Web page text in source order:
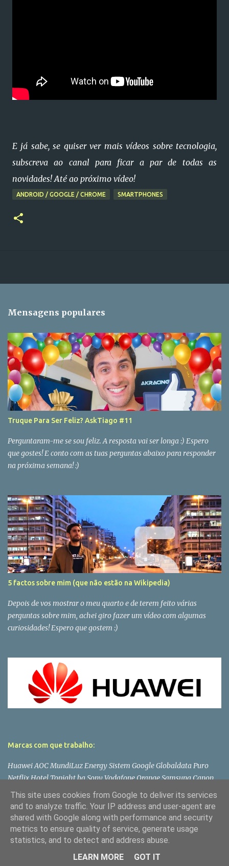
E já sabe, se quiser ver mais vídeos sobre tecnologia,
subscreva ao canal para ficar a par de todas as
novidades! Até ao próximo vídeo!
ANDROID / GOOGLE / CHROME SMARTPHONES
Mensagens populares
Truque Para Ser Feliz? AskTiago #11
Perguntaram-me se sou feliz. A resposta vai ser longa :) Espero
que gostes! E conto com as tuas perguntas abaixo para responder
na próxima semana! :)
5 factos sobre mim (que não estão na Wikipedia)
Depois de vos mostrar o meu quarto e de terem feito várias
perguntas sobre mim, achei giro fazer um vídeo com algumas
curiosidades! Espero que gostem :)
Marcas com que trabalho:
Huawei AOC MundiLuz Energy Sistem Google Globaldata Puro
Netflix Hotel Tonight bq Sony Vodafone Orange Samsung Canon
Lenovo Panasonic LG Microsoft Asus Philips PlayStation Toshiba
Wiko Dell
Com tecnologia do Blogger
This site uses cookies from Google to deliver its services
and to analyze traffic. Your IP address and user-agent are
shared with Google along with performance and security
metrics to ensure quality of service, generate usage
statistics, and to detect and address abuse.
LEARN MORE
GOT IT